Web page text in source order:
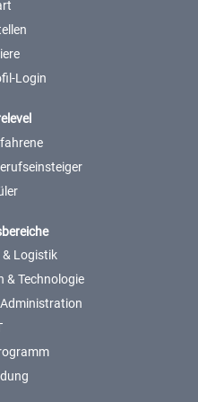
Login
Logistik
& Technologie